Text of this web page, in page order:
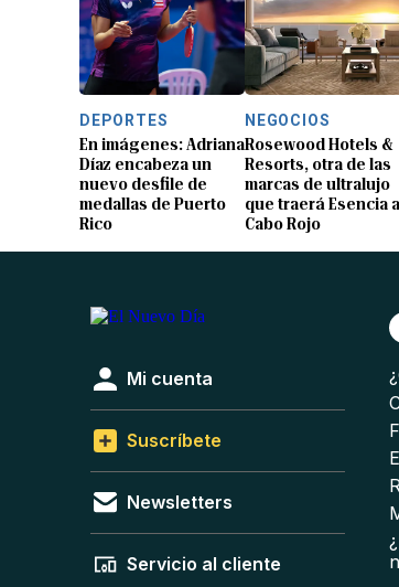
DEPORTES
En imágenes: Adriana
Díaz encabeza un
nuevo desfile de
medallas de Puerto
Rico
NEGOCIOS
Rosewood Hotels &
Resorts, otra de las
marcas de ultralujo
que traerá Esencia a
Cabo Rojo
Mi cuenta
Suscríbete
Newsletters
Servicio al cliente